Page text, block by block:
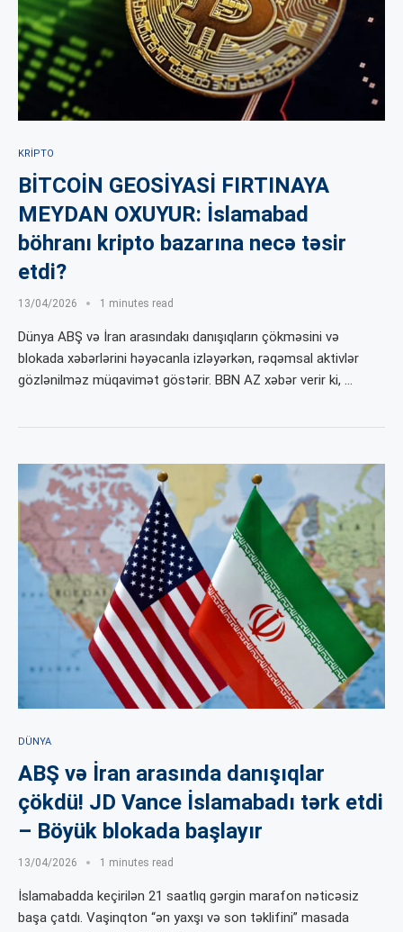
KRIPTO
BİTCOİN GEOSİYASİ FIRTINAYA
MEYDAN OXUYUR: İslamabad
böhranı kripto bazarına necə təsir
etdi?
13/04/2026 1 minutes read
Dünya ABŞ və İran arasındakı danışıqların çökməsini və
blokada xəbərlərini həyəcanla izləyərkən, rəqəmsal aktivlər
gözlənilməz müqavimət göstərir. BBN AZ xəbər verir ki, …
DÜNYA
ABŞ və İran arasında danışıqlar
çökdü! JD Vance İslamabadı tərk etdi
– Böyük blokada başlayır
13/04/2026 1 minutes read
İslamabadda keçirilən 21 saatlıq gərgin marafon nəticəsiz
başa çatdı. Vaşinqton “ən yaxşı və son təklifini” masada